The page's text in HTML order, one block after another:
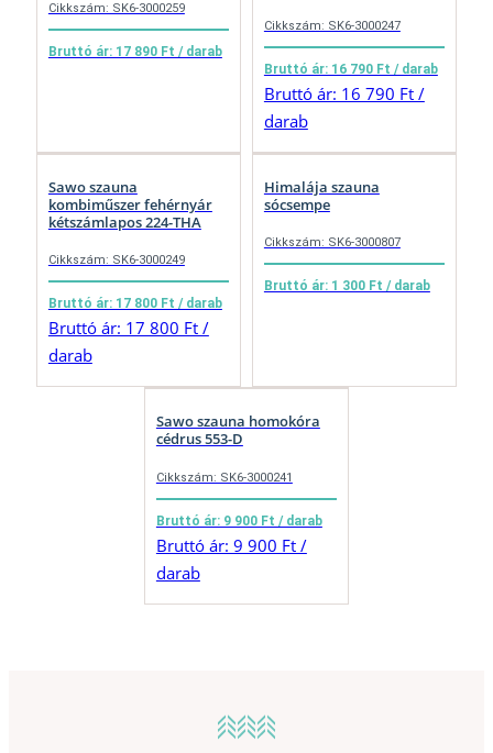
Cikkszám: SK6-3000259
Bruttó ár: 17 890 Ft / darab
Cikkszám: SK6-3000247
Bruttó ár: 16 790 Ft / darab
Bruttó ár: 16 790 Ft /
darab
Sawo szauna
kombiműszer fehérnyár
kétszámlapos 224-THA
Cikkszám: SK6-3000249
Bruttó ár: 17 800 Ft / darab
Bruttó ár: 17 800 Ft /
darab
Himalája szauna
sócsempe
Cikkszám: SK6-3000807
Bruttó ár: 1 300 Ft / darab
Sawo szauna homokóra
cédrus 553-D
Cikkszám: SK6-3000241
Bruttó ár: 9 900 Ft / darab
Bruttó ár: 9 900 Ft /
darab